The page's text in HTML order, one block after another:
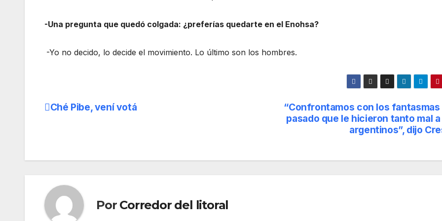
-Una pregunta que quedó colgada: ¿preferías quedarte en el Enohsa?
-Yo no decido, lo decide el movimiento. Lo último son los hombres.
Navegación
“Confrontamos con los fantasmas
pasado que le hicieron tanto mal a
argentinos”, dijo
Ché Pibe, vení votá
Por Corredor del litoral